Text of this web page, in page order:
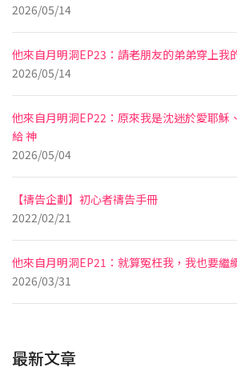
2026/05/14
他來自月明洞EP23：請老朋友的弟弟穿上我
2026/05/14
他來自月明洞EP22：原來我是沈迷於愛耶穌
給 神
2026/05/04
【禱告企劃】初心者禱告手冊
2022/02/21
他來自月明洞EP21：就算冤枉我，我也要繼
2026/03/31
最新文章